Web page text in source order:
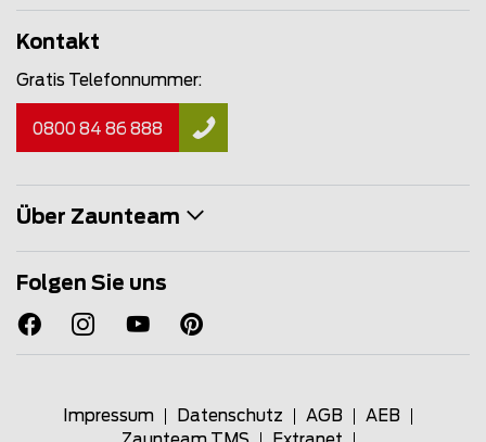
Kontakt
Gratis Telefonnummer:
0800 84 86 888
Über Zaunteam
Folgen Sie uns
Impressum Datenschutz AGB
AEB